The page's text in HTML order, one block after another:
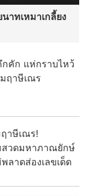
าทเหมาเกลี้ยง
คัก แห่กราบไหว้
ฤาษีเณร
าษีเณร!
วดมหาภาณยักษ์
ลาดส่องเลขเด็ด